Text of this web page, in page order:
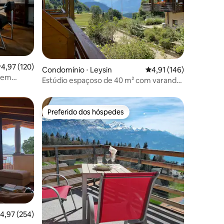
de uma avaliação média de 5, 120 avaliações
4,97 (120)
Condomínio ⋅ Leysin 4,91 de uma avaliação
4,91 (146)
Estúdio espaçoso de 40 m² com varanda
hóspedes
de uma avaliação média de 5, 254 avaliações
4,97 (254)
Preferido dos hóspedes
Preferido dos hóspedes